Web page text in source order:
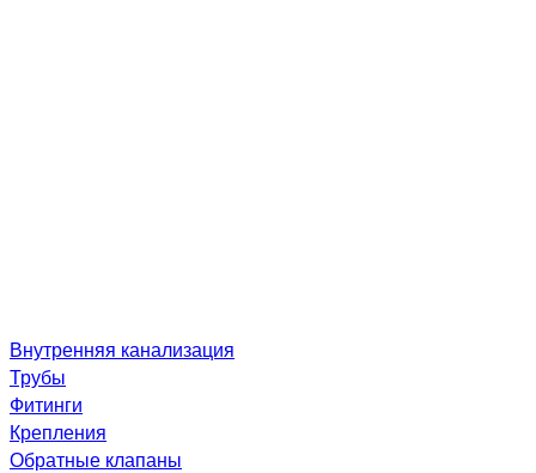
Внутренняя канализация
Трубы
Фитинги
Крепления
Обратные клапаны